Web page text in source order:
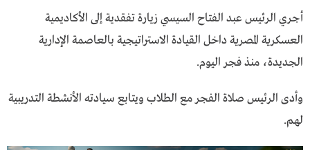
أجري الرئيس عبد الفتاح السيسي زيارة تفقدية إلى الأكاديمية
العسكرية المصرية داخل القيادة الاستراتيجية بالعاصمة الإدارية
الجديدة، منذ فجر اليوم.
وأدى الرئيس صلاة الفجر مع الطلاب ويتابع سيادته الأنشطة التدريبية
لهم.